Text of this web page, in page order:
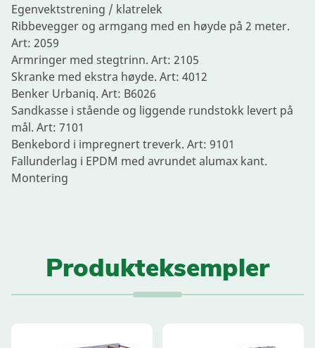
Egenvektstrening / klatrelek
Ribbevegger og armgang med en høyde på 2 meter.
Art: 2059
Armringer med stegtrinn. Art: 2105
Skranke med ekstra høyde. Art: 4012
Benker Urbaniq. Art: B6026
Sandkasse i stående og liggende rundstokk levert på
mål. Art: 7101
Benkebord i impregnert treverk. Art: 9101
Fallunderlag i EPDM med avrundet alumax kant.
Montering
Produkteksempler